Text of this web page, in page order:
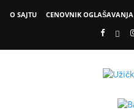
O SAJTU CENOVNIK OGLAŠAVANJA